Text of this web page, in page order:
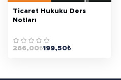
Ticaret Hukuku Ders
Notları
266,00₺199,50₺